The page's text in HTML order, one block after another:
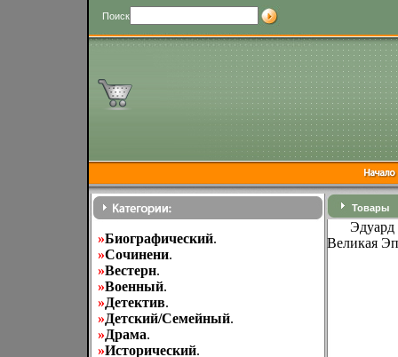
Поиск
»Биографический.
»Cочинени.
»Вестерн.
»Военный.
»Детектив.
»Детский/Семейный.
»Драма.
»Исторический.
Товары
Великая